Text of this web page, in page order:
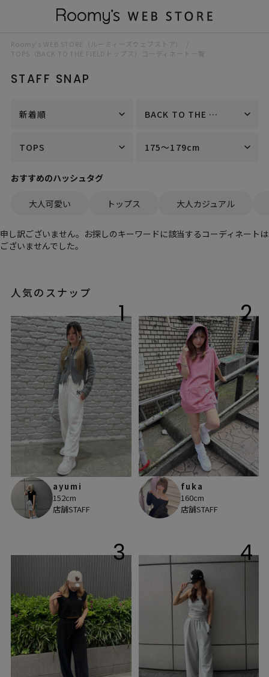
Roomy’s WEB STORE（ルーミィーズウェブストア）
TOPS（BACK TO THE FIELDトップス）コーディネート一覧
STAFF SNAP
新着順 BACK TO THE FIELD
TOPS 175～179cm
おすすめのハッシュタグ
大人可愛い トップス 大人カジュアル
申し訳ございません。お探しのキーワードに該当するコーディネートは
ございませんでした。
人気のスナップ
1
ayumi
152cm
店舗STAFF
2
fuka
160cm
店舗STAFF
3 4